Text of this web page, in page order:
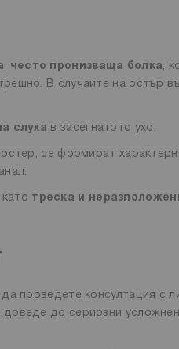
, често пронизваща болка,
В случаите на остър
слуха в засегнатото ухо.
се формират
треска и
проведете консултация с
до сериозни